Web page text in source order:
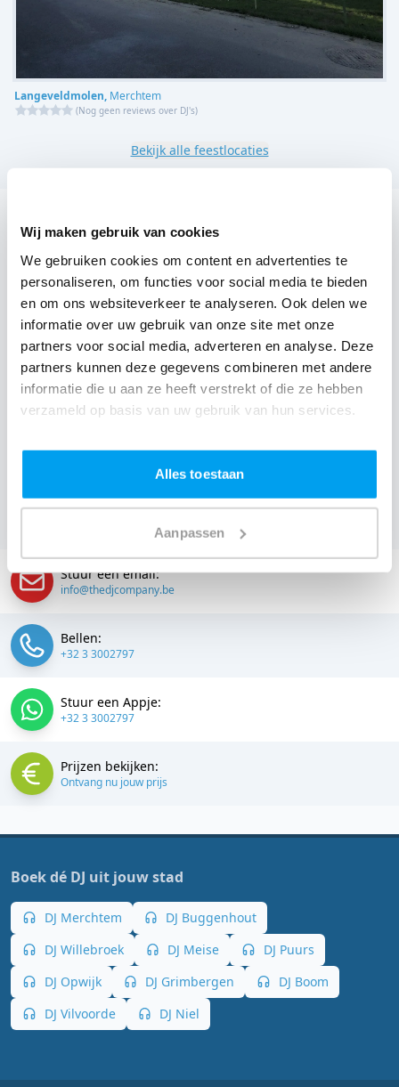
Wij maken gebruik van cookies
We gebruiken cookies om content en advertenties te
personaliseren, om functies voor social media te bieden
en om ons websiteverkeer te analyseren. Ook delen we
informatie over uw gebruik van onze site met onze
partners voor social media, adverteren en analyse. Deze
partners kunnen deze gegevens combineren met andere
informatie die u aan ze heeft verstrekt of die ze hebben
verzameld op basis van uw gebruik van hun services.
Alles toestaan
Aanpassen
Langeveldmolen, Merchtem
(Nog geen reviews over DJ's)
Bekijk alle feestlocaties
DJ boeken voor jouw feest in 't Zaaltje?
EenDJ boeken zonder zorgen in 't Zaaltje: dat is onze
garantie. Van de afstemming met de locatie tot een
reserve DJ. Wij zorgen dat het goed komt. Maar voordat
je een DJ voor jouw feest gaat boeken, wil je natuurlijk
weten wat het kost.
EenDJ boeken uit Vlaams-Brabantwas nog nooit zo
makkelijk. Daarom kun je bij ons online de prijs
berekenen voor jouw feest. Ook kun je nu boeken of
een vrijblijvende offerte aanvragen. Boek de beste DJ uit
Londerzeel en omgeving, en check dus nuonze prijzen
Stuur een email:
info@thedjcompany.be
Bellen:
+32 3 3002797
Stuur een Appje:
+32 3 3002797
Prijzen bekijken:
Ontvang nu jouw prijs
Boek dé DJ uit jouw stad
DJ Merchtem
DJ Buggenhout
DJ Willebroek
DJ Meise
DJ Puurs
DJ Opwijk
DJ Grimbergen
DJ Boom
DJ Vilvoorde
DJ Niel